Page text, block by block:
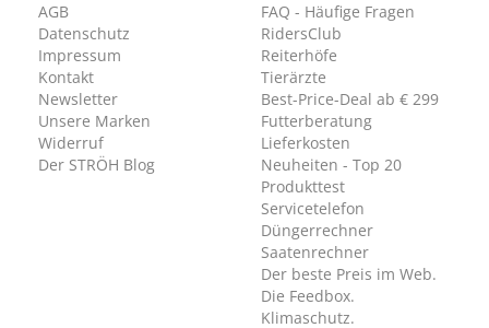
AGB
Datenschutz
Impressum
Kontakt
Newsletter
Unsere Marken
Widerruf
Der STRÖH Blog
FAQ - Häufige Fragen
RidersClub
Reiterhöfe
Tierärzte
Best-Price-Deal ab € 299
Futterberatung
Lieferkosten
Neuheiten - Top 20
Produkttest
Servicetelefon
Düngerrechner
Saatenrechner
Der beste Preis im Web.
Die Feedbox.
Klimaschutz.